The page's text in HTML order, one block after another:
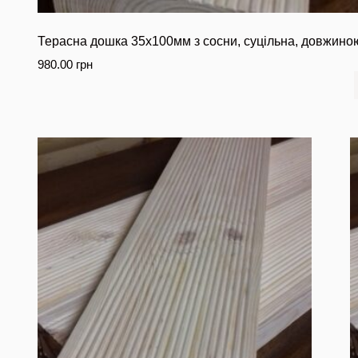
Терасна дошка 35х100мм з сосни, суцільна,
980.00 грн